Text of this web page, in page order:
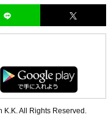
K.K. All Rights Reserved.